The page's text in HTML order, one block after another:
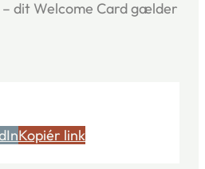
dit Welcome Card gælder
Kopiér link